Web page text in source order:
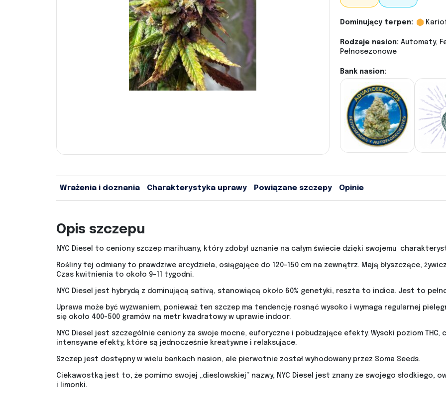
Dominujący terpen:
Rodzaje nasion: Automaty,
Pełnosezonowe
Bank nasion:
Wrażenia i doznania Charakterystyka uprawy Powiązane szczepy Opinie
Opis szczepu
NYC Diesel to ceniony szczep marihuany, który zdobył uznanie na całym świecie dzięki swojemu
Rośliny tej odmiany to prawdziwe arcydzieła, osiągające do 120-150 cm na zewnątrz. Mają błyszczące,
Czas kwitnienia to około 9-11 tygodni.
NYC Diesel jest hybrydą z dominującą sativą, stanowiącą około 60% genetyki, reszta to indica. Jest to
Uprawa może być wyzwaniem, ponieważ ten szczep ma tendencję rosnąć wysoko i wymaga regularnej
się około 400-500 gramów na metr kwadratowy w uprawie indoor.
NYC Diesel jest szczególnie ceniony za swoje mocne, euforyczne i pobudzające efekty. Wysoki poziom THC,
intensywne efekty, które są jednocześnie kreatywne i relaksujące.
Szczep jest dostępny w wielu bankach nasion, ale pierwotnie został wyhodowany przez Soma Seeds.
Ciekawostką jest to, że pomimo swojej „dieslowskiej” nazwy, NYC Diesel jest znany ze swojego słodkiego,
i limonki.